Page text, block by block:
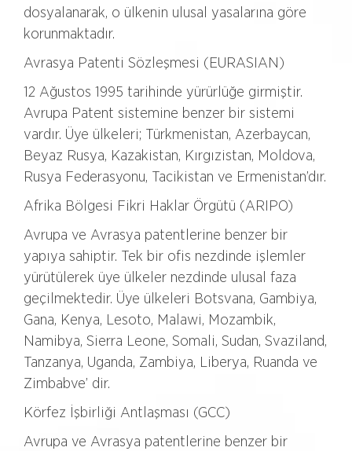
dosyalanarak, o ülkenin ulusal yasalarına göre
korunmaktadır.
Avrasya Patenti Sözleşmesi (EURASIAN)
12 Ağustos 1995 tarihinde yürürlüğe girmiştir.
Avrupa Patent sistemine benzer bir sistemi
vardır. Üye ülkeleri; Türkmenistan, Azerbaycan,
Beyaz Rusya, Kazakistan, Kırgızistan, Moldova,
Rusya Federasyonu, Tacikistan ve Ermenistan’dır.
Afrika Bölgesi Fikri Haklar Örgütü (ARIPO)
Avrupa ve Avrasya patentlerine benzer bir
yapıya sahiptir. Tek bir ofis nezdinde işlemler
yürütülerek üye ülkeler nezdinde ulusal faza
geçilmektedir. Üye ülkeleri Botsvana, Gambiya,
Gana, Kenya, Lesoto, Malawi, Mozambik,
Namibya, Sierra Leone, Somali, Sudan, Svaziland,
Tanzanya, Uganda, Zambiya, Liberya, Ruanda ve
Zimbabve’ dir.
Körfez İşbirliği Antlaşması (GCC)
Avrupa ve Avrasya patentlerine benzer bir